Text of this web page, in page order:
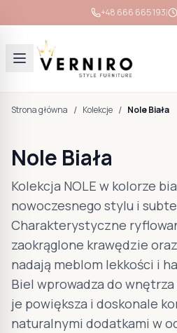
+48 666 665 193|
Strona główna / Kolekcje / Nole Biała
Nole Biała
Kolekcja NOLE w kolorze
nowoczesnego stylu i
Charakterystyczne
zaokrąglone krawędzie
nadają meblom lekkości i
Biel wprowadza do
je powiększa i doskonale
naturalnymi dodatkami w